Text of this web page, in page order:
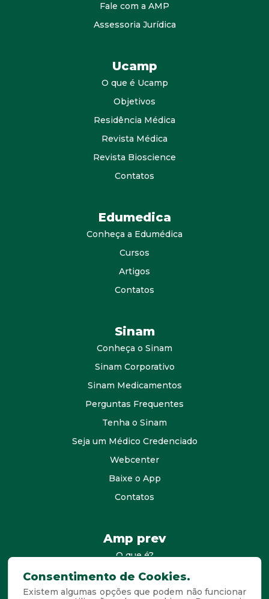
Fale com a AMP
Assessoria Jurídica
Ucamp
O que é Ucamp
Objetivos
Residência Médica
Revista Médica
Revista Bioscience
Contatos
Edumedica
Conheça a Edumédica
Cursos
Artigos
Contatos
Sinam
Conheça o Sinam
Sinam Corporativo
Sinam Medicamentos
Perguntas Frequentes
Tenha o Sinam
Seja um Médico Credenciado
Webcenter
Baixe o App
Contatos
Amp prev
O que é?
consultores
Agende Sua Visita
Consentimento de Cookies.
Existem algumas opções que podem não funcionar